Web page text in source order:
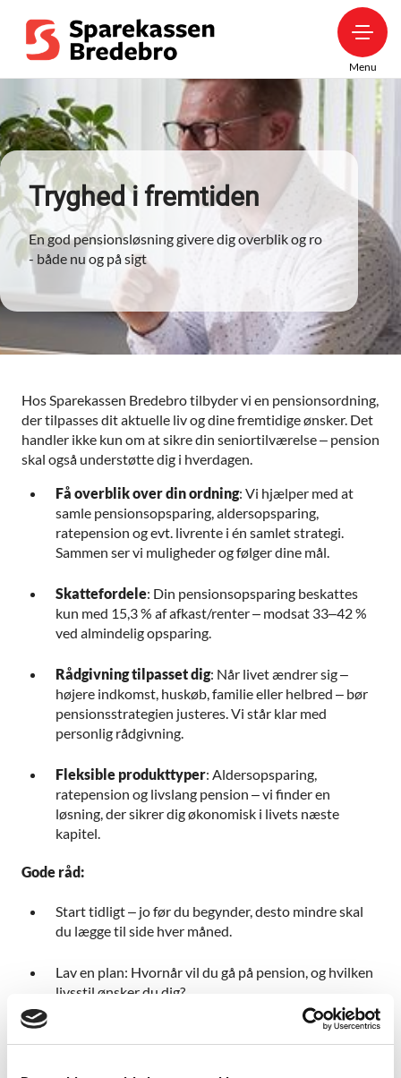
Menu
Tryghed i fremtiden
En god pensionsløsning givere dig overblik og ro
- både nu og på sigt
Hos Sparekassen Bredebro tilbyder vi en pensionsordning,
der tilpasses dit aktuelle liv og dine fremtidige ønsker. Det
handler ikke kun om at sikre din seniortilværelse – pension
skal også understøtte dig i hverdagen.
Få overblik over din ordning: Vi hjælper med at
samle pensionsopsparing, aldersopsparing,
ratepension og evt. livrente i én samlet strategi.
Sammen ser vi muligheder og følger dine mål.
Skattefordele: Din pensionsopsparing beskattes
kun med 15,3 % af afkast/renter – modsat 33–42 %
ved almindelig opsparing.
Rådgivning tilpasset dig: Når livet ændrer sig –
højere indkomst, huskøb, familie eller helbred – bør
pensionsstrategien justeres. Vi står klar med
personlig rådgivning.
Fleksible produkttyper: Aldersopsparing,
ratepension og livslang pension – vi finder en
løsning, der sikrer dig økonomisk i livets næste
kapitel.
Gode råd:
Start tidligt – jo før du begynder, desto mindre skal
du lægge til side hver måned.
Lav en plan: Hvornår vil du gå på pension, og hvilken
livsstil ønsker du dig?
Få tjekket pensionsordningen jævnligt – både ved